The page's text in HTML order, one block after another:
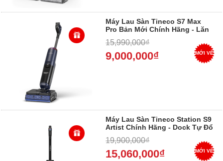
Máy Lau Sàn Tineco S7 Max
Pro Bản Mới Chính Hãng - Lăn
Sát Cạnh, Tự Sấy, Bảo Hành 24
Tháng 2026
15,990,000₫
9,000,000₫ MỚI VỀ
Máy Lau Sàn Tineco Station S9
Artist Chính Hãng - Dock Tự Đổ
Rác, Tự Vệ Sinh, Bảo Hành 24
Tháng 2026
19,900,000₫
15,060,000₫ MỚI VỀ